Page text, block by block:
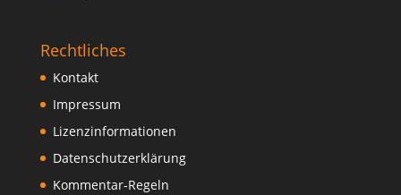
Rechtliches
Kontakt
Impressum
Lizenzinformationen
Datenschutzerklärung
Kommentar-Regeln